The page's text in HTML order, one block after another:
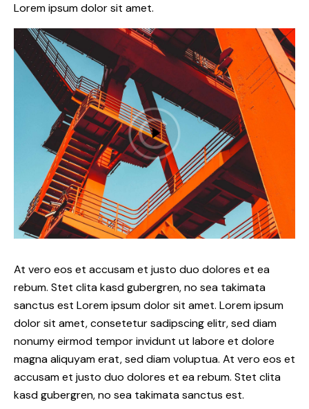
Lorem ipsum dolor sit amet.
At vero eos et accusam et justo duo dolores et ea
rebum. Stet clita kasd gubergren, no sea takimata
sanctus est Lorem ipsum dolor sit amet. Lorem ipsum
dolor sit amet, consetetur sadipscing elitr, sed diam
nonumy eirmod tempor invidunt ut labore et dolore
magna aliquyam erat, sed diam voluptua. At vero eos et
accusam et justo duo dolores et ea rebum. Stet clita
kasd gubergren, no sea takimata sanctus est.